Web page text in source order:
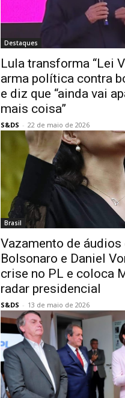
Destaques
Lula transforma “Lei
arma política contra
e diz que “ainda vai
mais coisa”
S&DS - 22 de maio de 2026
Brasil
Vazamento de áudios
Bolsonaro e Daniel
crise no PL e coloca
radar presidencial
S&DS - 13 de maio de 2026